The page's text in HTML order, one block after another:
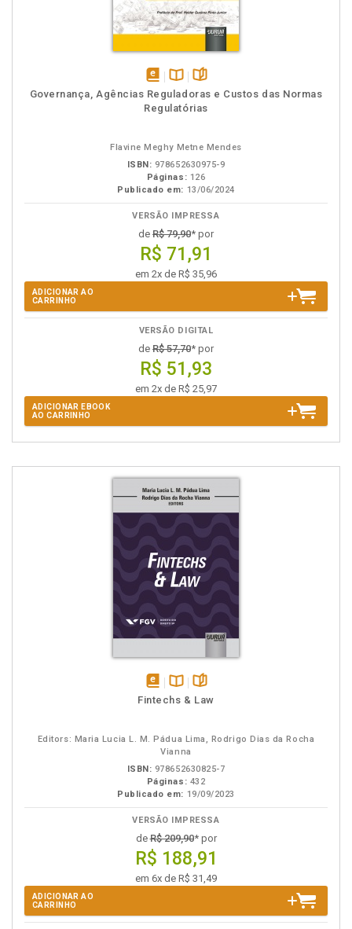
disponível
em
Disponível
na
páginas
Governança, Agências Reguladoras e Custos das Normas
Regulatórias
Flavine Meghy Metne Mendes
ISBN: 978652630975-9
Páginas: 126
Publicado em: 13/06/2024
VERSÃO IMPRESSA
de R$ 79,90* por
R$ 71,91
em 2x de R$ 35,96
ADICIONAR AO
CARRINHO
VERSÃO DIGITAL
de R$ 57,70* por
R$ 51,93
em 2x de R$ 25,97
ADICIONAR EBOOK
AO CARRINHO
disponívelDisponível
páginas
Fintechs & Law
Editors: Maria Lucia L. M. Pádua Lima, Rodrigo Dias da Rocha
Vianna
ISBN: 978652630825-7
Páginas: 432
Publicado em: 19/09/2023
VERSÃO IMPRESSA
deR$ 209,90* por
R$ 188,91
em 6x de R$ 31,49
ADICIONAR AO
CARRINHO